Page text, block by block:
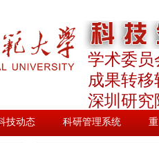
学术委员
成果转
深圳研究
技动态 科研管理系统